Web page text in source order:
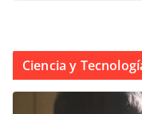
Ciencia y